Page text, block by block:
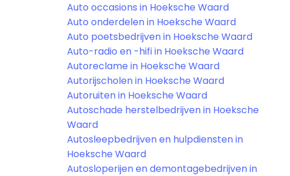
Auto occasions in Hoeksche Waard
Auto onderdelen in Hoeksche Waard
Auto poetsbedrijven in Hoeksche Waard
Auto-radio en -hifi in Hoeksche Waard
Autoreclame in Hoeksche Waard
Autorijscholen in Hoeksche Waard
Autoruiten in Hoeksche Waard
Autoschade herstelbedrijven in Hoeksche
Waard
Autosleepbedrijven en hulpdiensten in
Hoeksche Waard
Autosloperijen en demontagebedrijven in